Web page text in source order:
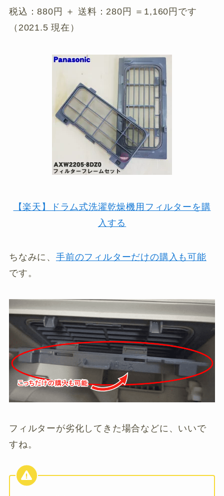
税込：880円 ＋ 送料：280円 ＝1,160円です
（2021.5 現在）
【楽天】ドラム式洗濯乾燥機用フィルターを購
入する
ちなみに、 手前のフィルターだけの購入も可能
です。
フィルターが劣化してきた場合などに、いいで
すね。